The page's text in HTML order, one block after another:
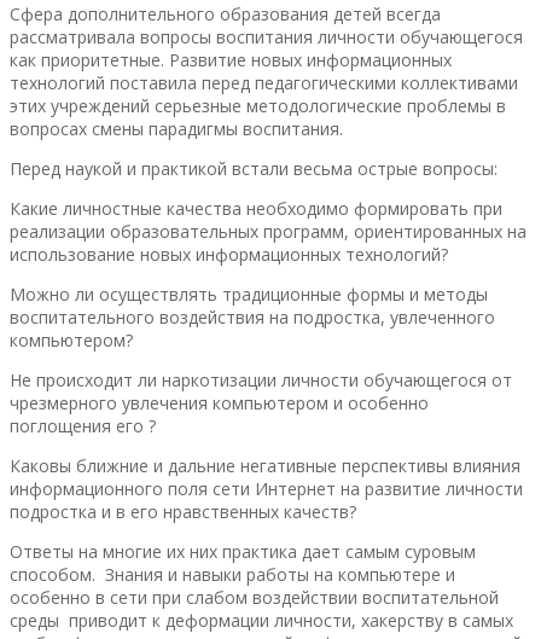
Сфера дополнительного образования детей всегда
рассматривала вопросы воспитания личности обучающегося
как приоритетные. Развитие новых информационных
технологий поставила перед педагогическими коллективами
этих учреждений серьезные методологические проблемы в
вопросах смены парадигмы воспитания.
Перед наукой и практикой встали весьма острые вопросы:
Какие личностные качества необходимо формировать при
реализации образовательных программ, ориентированных на
использование новых информационных технологий?
Можно ли осуществлять традиционные формы и методы
воспитательного воздействия на подростка, увлеченного
компьютером?
Не происходит ли наркотизации личности обучающегося от
чрезмерного увлечения компьютером и особенно
поглощения его ?
Каковы ближние и дальние негативные перспективы влияния
информационного поля сети Интернет на развитие личности
подростка и в его нравственных качеств?
Ответы на многие их них практика дает самым суровым
способом. Знания и навыки работы на компьютере и
особенно в сети при слабом воздействии воспитательной
среды приводит к деформации личности, хакерству в самых